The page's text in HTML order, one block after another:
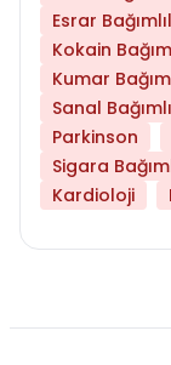
Esrar
Kokain
Kumar
Sanal
Parkinson
Sigara
Kardioloji